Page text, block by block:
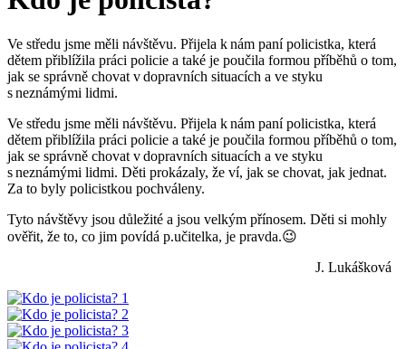
Ve středu jsme měli návštěvu. Přijela k nám paní policistka, která
dětem přiblížila práci policie a také je poučila formou příběhů o tom,
jak se správně chovat v dopravních situacích a ve styku
s neznámými lidmi.
Ve středu jsme měli návštěvu. Přijela k nám paní policistka, která
dětem přiblížila práci policie a také je poučila formou příběhů o tom,
jak se správně chovat v dopravních situacích a ve styku
s neznámými lidmi. Děti prokázaly, že ví, jak se chovat, jak jednat.
Za to byly policistkou pochváleny.
Tyto návštěvy jsou důležité a jsou velkým přínosem. Děti si mohly
ověřit, že to, co jim povídá p.učitelka, je pravda.😉
J. Lukášková